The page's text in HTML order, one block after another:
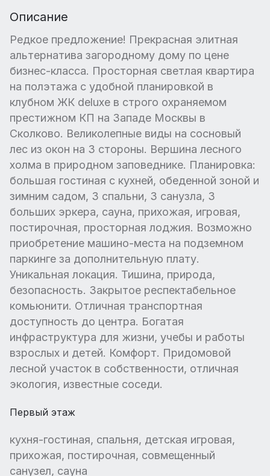
Описание
Редкое предложение! Прекрасная элитная
альтернатива загородному дому по цене
бизнес-класса. Просторная светлая квартира
на полэтажа с удобной планировкой в
клубном ЖК deluxe в строго охраняемом
престижном КП на Западе Москвы в
Сколково. Великолепные виды на сосновый
лес из окон на 3 стороны. Вершина лесного
холма в природном заповеднике. Планировка:
большая гостиная с кухней, обеденной зоной и
зимним садом, 3 спальни, 3 санузла, 3
больших эркера, сауна, прихожая, игровая,
постирочная, просторная лоджия. Возможно
приобретение машино-места на подземном
паркинге за дополнительную плату.
Уникальная локация. Тишина, природа,
безопасность. Закрытое респектабельное
комьюнити. Отличная транспортная
доступность до центра. Богатая
инфраструктура для жизни, учебы и работы
взрослых и детей. Комфорт. Придомовой
лесной участок в собственности, отличная
экология, известные соседи.
Первый этаж
кухня-гостиная, спальня, детская игровая,
прихожая, постирочная, совмещенный
санузел, сауна